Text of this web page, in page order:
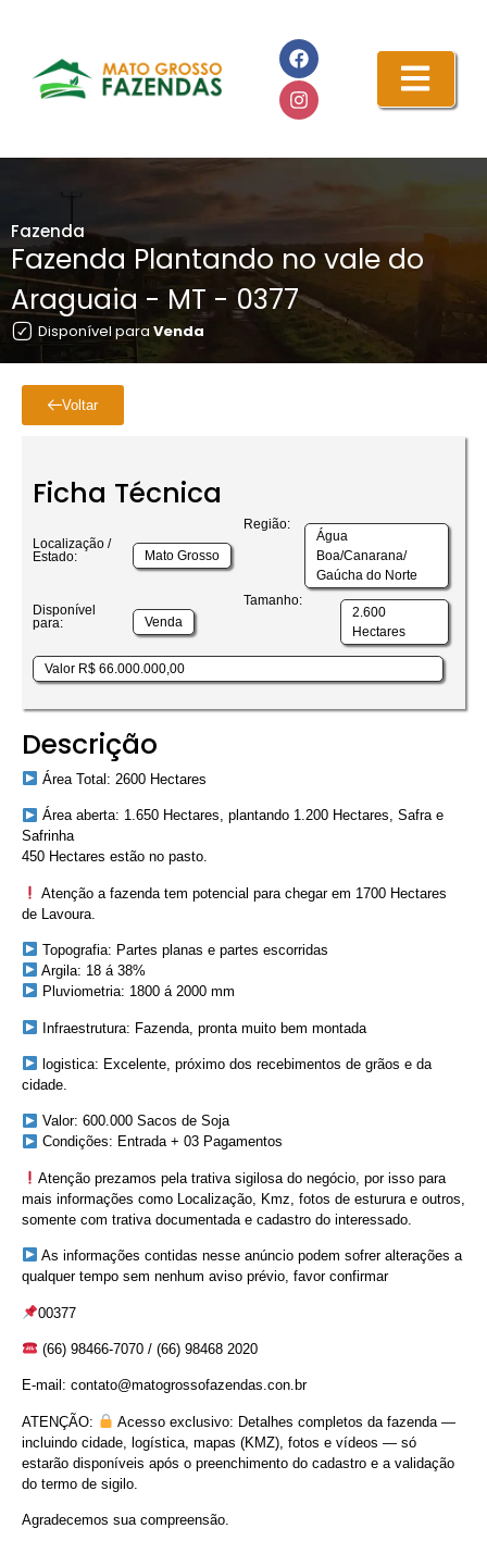
Fazenda
Fazenda Plantando no vale do
Araguaia - MT - 0377
Disponível para Venda
Voltar
Ficha Técnica
Localização /
Estado:
Mato Grosso
Região:
Água
Boa/Canarana/
Gaúcha do Norte
Disponível
para:
Venda
Tamanho:
2.600
Hectares
Valor R$ 66.000.000,00
Descrição
Área Total: 2600 Hectares
Área aberta: 1.650 Hectares, plantando 1.200 Hectares, Safra e
Safrinha
450 Hectares estão no pasto.
Atenção a fazenda tem potencial para chegar em 1700 Hectares
de Lavoura.
Topografia: Partes planas e partes escorridas
Argila: 18 á 38%
Pluviometria: 1800 á 2000 mm
Infraestrutura: Fazenda, pronta muito bem montada
logistica: Excelente, próximo dos recebimentos de grãos e da
cidade.
Valor: 600.000 Sacos de Soja
Condições: Entrada + 03 Pagamentos
Atenção prezamos pela trativa sigilosa do negócio, por isso para
mais informações como Localização, Kmz, fotos de esturura e outros,
somente com trativa documentada e cadastro do interessado.
As informações contidas nesse anúncio podem sofrer alterações a
qualquer tempo sem nenhum aviso prévio, favor confirmar⠀
00377
(66) 98466-7070 / (66) 98468 2020
E-mail: contato@matogrossofazendas.con.br
ATENÇÃO:
Acesso exclusivo: Detalhes completos da fazenda —
incluindo cidade, logística, mapas (KMZ), fotos e vídeos — só
estarão disponíveis após o preenchimento do cadastro e a validação
do termo de sigilo.
Agradecemos sua compreensão.